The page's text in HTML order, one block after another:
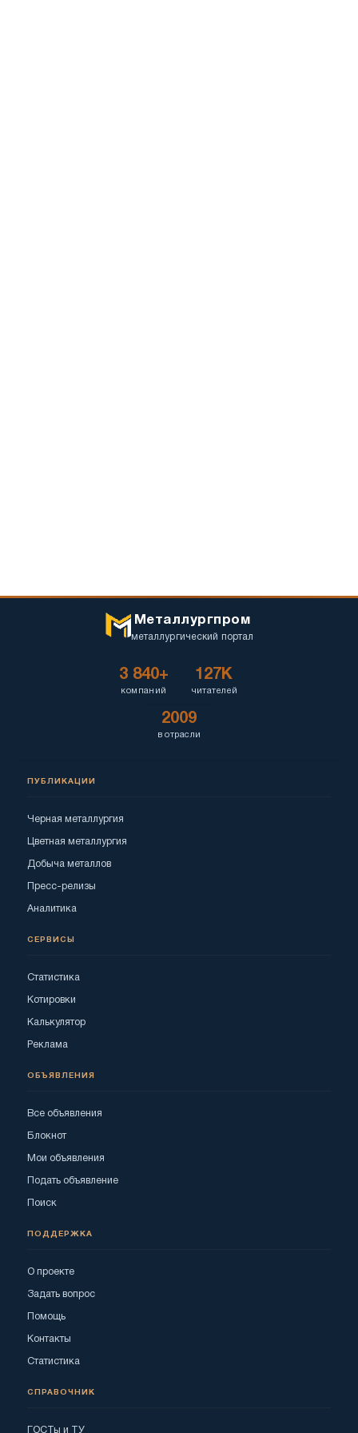
Металлургпром
металлургический портал
3 840+
компаний
127K
читателей
2009
в отрасли
ПУБЛИКАЦИИ
Черная металлургия
Цветная металлургия
Добыча металлов
Пресс-релизы
Аналитика
СЕРВИСЫ
Статистика
Котировки
Калькулятор
Реклама
ОБЪЯВЛЕНИЯ
Все объявления
Блокнот
Мои объявления
Подать объявление
Поиск
ПОДДЕРЖКА
О проекте
Задать вопрос
Помощь
Контакты
Статистика
СПРАВОЧНИК
ГОСТы и ТУ